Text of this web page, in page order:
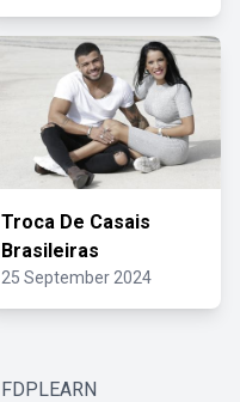
Troca De Casais
Brasileiras
25 September 2024
FDPLEARN